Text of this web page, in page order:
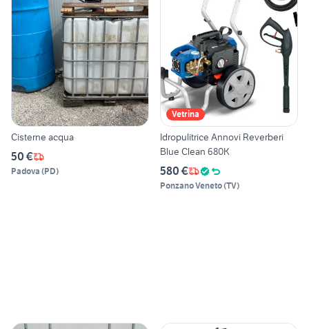
Cisterne acqua
50 €
Padova (PD)
Vetrina
Idropulitrice Annovi Reverberi
Blue Clean 680K
580 €
Ponzano Veneto(TV)